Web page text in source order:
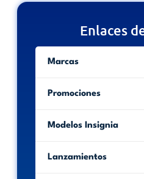
Enlaces
Marcas
Promociones
Modelos Insignia
Lanzamientos